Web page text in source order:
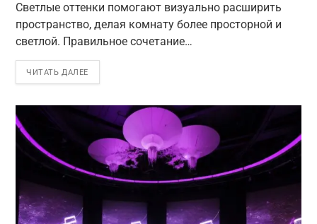
Светлые оттенки помогают визуально расширить
пространство, делая комнату более просторной и
светлой. Правильное сочетание…
ЧИТАТЬ ДАЛЕЕ